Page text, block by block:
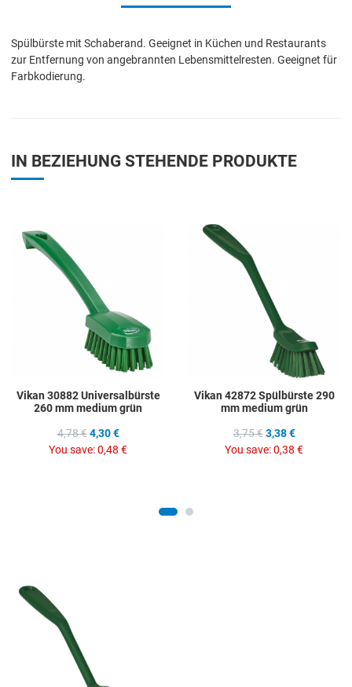
Spülbürste mit Schaberand. Geeignet in Küchen und Restaurants
zur Entfernung von angebrannten Lebensmittelresten. Geeignet für
Farbkodierung.
IN BEZIEHUNG STEHENDE PRODUKTE
Add to Wishlist
Add to Compare
Vikan 30882 Universalbürste
260 mm medium grün
4,78 € 4,30 €
You save:0,48 €
Vikan 42872 Spülbürste 290
mm medium grün
3,75 € 3,38 €
You save:0,38 €